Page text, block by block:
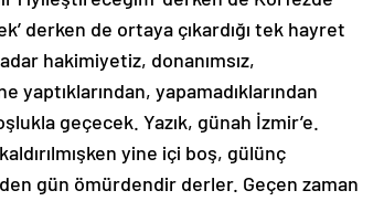
derken de ortaya çıkardığı tek hayret
hakimiyetiz, donanımsız,
yaptıklarından, yapamadıklarından
geçecek. Yazık, günah İzmir’e.
yine içi boş, gülünç
gün ömürdendir derler. Geçen zaman